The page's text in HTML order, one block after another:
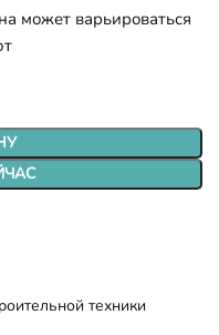
может варьироваться
техники